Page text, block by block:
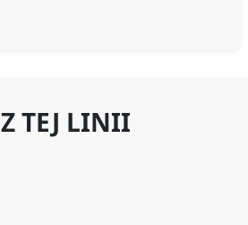
Z TEJ LINII